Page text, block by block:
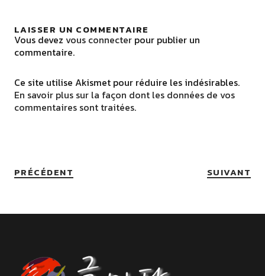
LAISSER UN COMMENTAIRE
Vous devez vous connecterpour publier un
commentaire.
Ce site utilise Akismet pour réduire les indésirables.
En savoir plus sur la façon dont les données de vos
commentaires sont traitées.
PRÉCÉDENT SUIVANT